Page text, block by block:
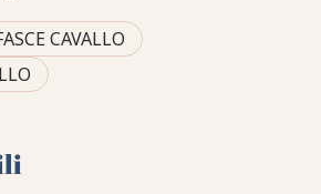
CAVALLO